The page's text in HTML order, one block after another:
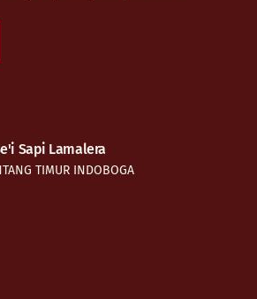
Sapi Lamalera
TIMUR INDOBOGA